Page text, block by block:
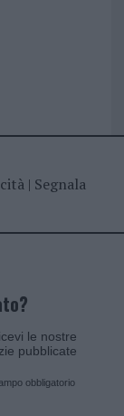
| Segnala
le nostre
pubblicate
obbligatorio